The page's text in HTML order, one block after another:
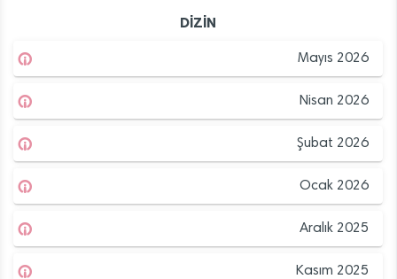
DİZİN
Mayıs 2026
Nisan 2026
Şubat 2026
Ocak 2026
Aralık 2025
Kasım 2025